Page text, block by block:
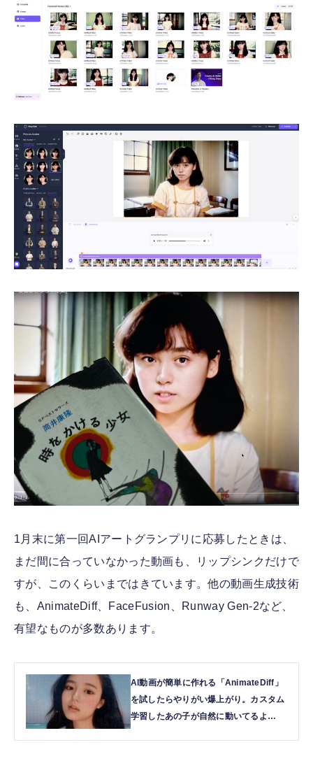
1月末に第一回AIアートグランプリに応募したときは、
まだ間に合っていなかった動画も、リップシンクだけで
すが、このくらいまではきています。他の動画生成技術
も、AnimateDiff、FaceFusion、Runway Gen-2など、
有望なものが多数あります。
AI動画が簡単に作れる「AnimateDiff」
を試したらやりがい爆上がり。カスタム
学習したあの子が自然に動いてるよ